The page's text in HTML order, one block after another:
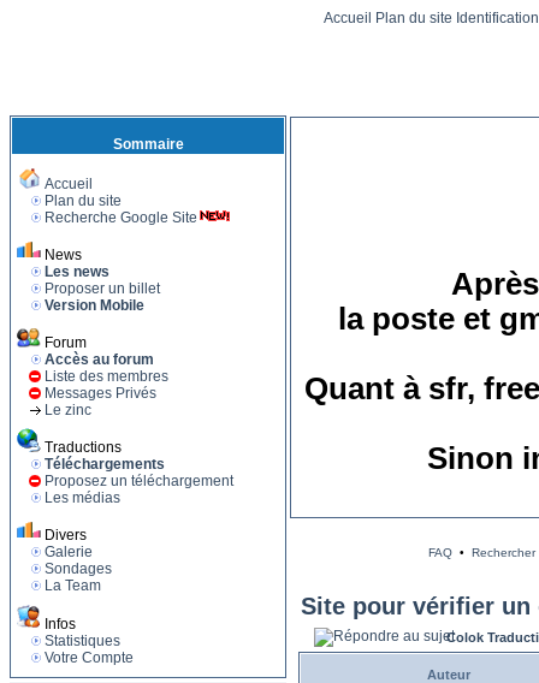
Accueil Plan du site
Sommaire
Accueil
Plan du site
Recherche Google Site
News
Les news
Proposer un billet
Version Mobile
Forum
Accès au forum
Liste des membres
Messages Privés
Le zinc
Traductions
Téléchargements
Proposez un téléchargement
Les médias
Divers
Galerie
Sondages
La Team
Infos
Statistiques
Votre Compte
la poste et
Quant à sfr,
Sinon
FAQ • Rechercher
Site pour vérifier un
Colok
Auteur